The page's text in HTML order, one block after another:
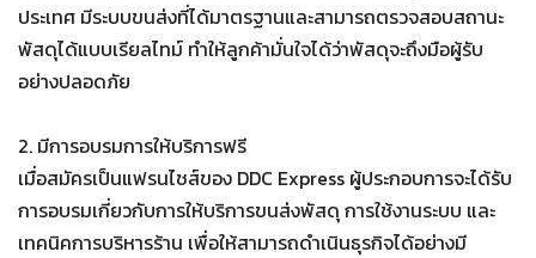
ประเทศ มีระบบขนส่งที่ได้มาตรฐานและสามารถตรวจสอบสถานะ
พัสดุได้แบบเรียลไทม์ ทำให้ลูกค้ามั่นใจได้ว่าพัสดุจะถึงมือผู้รับ
อย่างปลอดภัย
2. มีการอบรมการให้บริการฟรี
เมื่อสมัครเป็นแฟรนไชส์ของ DDC Express ผู้ประกอบการจะได้รับ
การอบรมเกี่ยวกับการให้บริการขนส่งพัสดุ การใช้งานระบบ และ
เทคนิคการบริหารร้าน เพื่อให้สามารถดำเนินธุรกิจได้อย่างมี